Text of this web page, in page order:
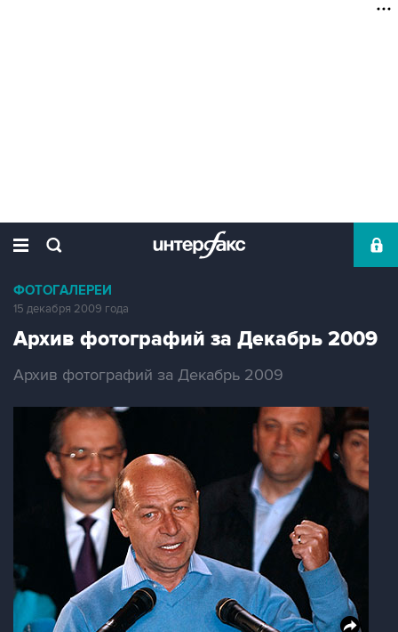
ФОТОГАЛЕРЕИ
15 декабря 2009 года
Архив фотографий за Декабрь 2009
Архив фотографий за Декабрь 2009